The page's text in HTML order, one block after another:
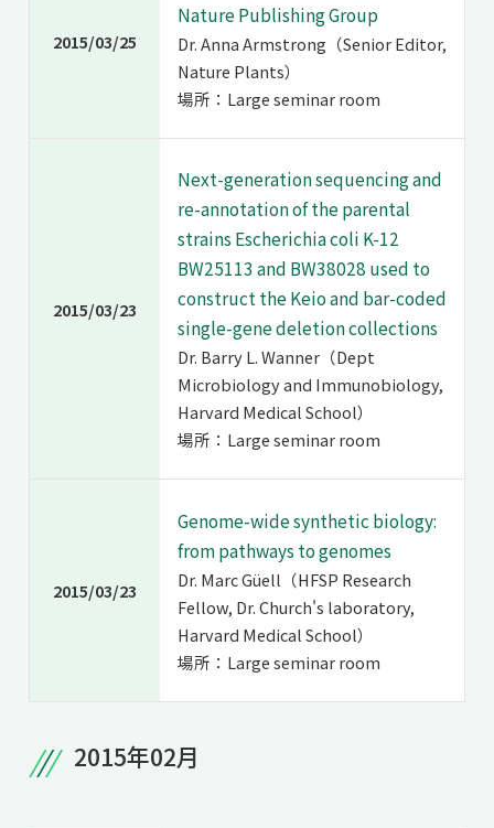
2015/03/25
Nature Publishing Group
Dr. Anna Armstrong（Senior Editor,
Nature Plants）
場所：Large seminar room
2015/03/23
Next-generation sequencing and
re-annotation of the parental
strains Escherichia coli K-12
BW25113 and BW38028 used to
construct the Keio and bar-coded
single-gene deletion collections
Dr. Barry L. Wanner（Dept
Microbiology and Immunobiology,
Harvard Medical School）
場所：Large seminar room
2015/03/23
Genome-wide synthetic biology:
from pathways to genomes
Dr. Marc Güell（HFSP Research
Fellow, Dr. Church's laboratory,
Harvard Medical School）
場所：Large seminar room
2015年02月